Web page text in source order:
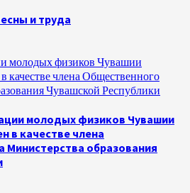
и труда
молодых физиков Чувашии
члена Общественного
Чувашской Республики
молодых физиков Чувашии
в качестве члена
Министерства образования